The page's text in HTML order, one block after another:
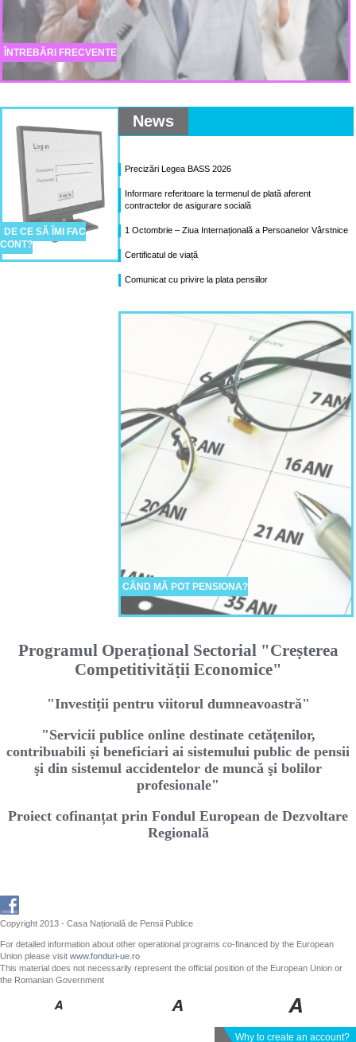
ÎNTREBĂRI FRECVENTE
DE CE SĂ ÎMI FAC
CONT?
News
Precizări Legea BASS 2026
Informare referitoare la termenul de plată aferent
contractelor de asigurare socială
1 Octombrie – Ziua Internațională a Persoanelor Vârstnice
Certificatul de viață
Comunicat cu privire la plata pensiilor
CÂND MĂ POT PENSIONA?
Programul Operaṭional Sectorial "Creṣterea
Competitivităṭii Economice"
"Investiṭii pentru viitorul dumneavoastră"
"Servicii publice online destinate cetăṭenilor,
contribuabili ṣi beneficiari ai sistemului public de pensii
şi din sistemul accidentelor de muncă şi bolilor
profesionale"
Proiect cofinanțat prin Fondul European de Dezvoltare
Regională
Copyright 2013 - Casa Națională de Pensii Publice
For detailed information about other operational programs co-financed by the European
Union please visit www.fonduri-ue.ro
This material does not necessarily represent the official position of the European Union or
the Romanian Government
Why to create an account?